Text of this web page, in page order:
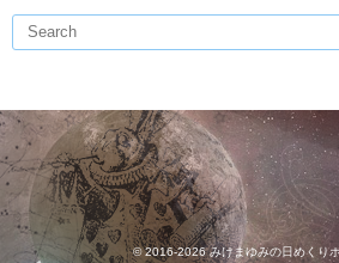
© 2016-2026みけまゆみの日めくり